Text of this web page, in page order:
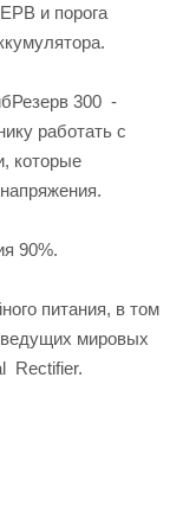
и порога
300 -
работать с
которые
90%.
питания, в том
мировых
Rectifier.